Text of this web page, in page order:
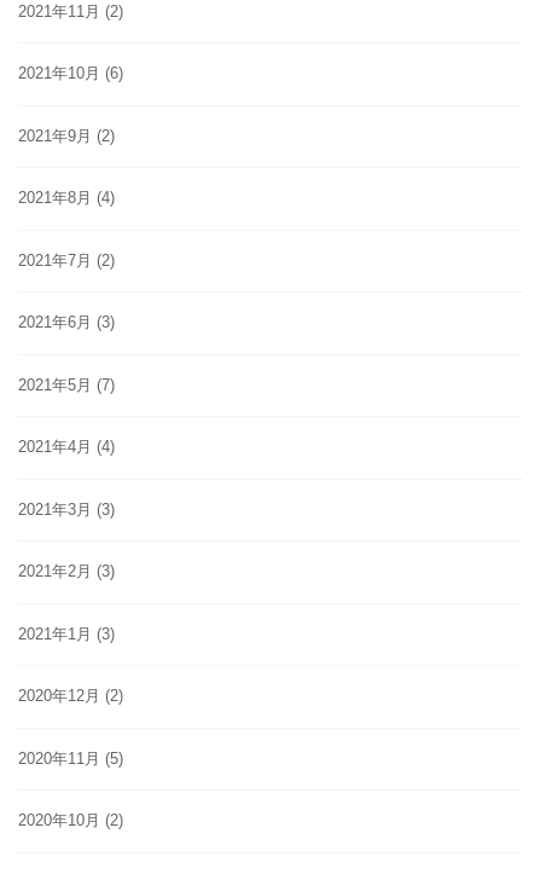
2021年11月 (2)
2021年10月 (6)
2021年9月 (2)
2021年8月 (4)
2021年7月 (2)
2021年6月 (3)
2021年5月 (7)
2021年4月 (4)
2021年3月 (3)
2021年2月 (3)
2021年1月 (3)
2020年12月 (2)
2020年11月 (5)
2020年10月 (2)